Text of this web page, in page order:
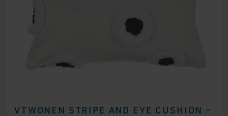
VTWONEN STRIPE AND EYE CUSHION –